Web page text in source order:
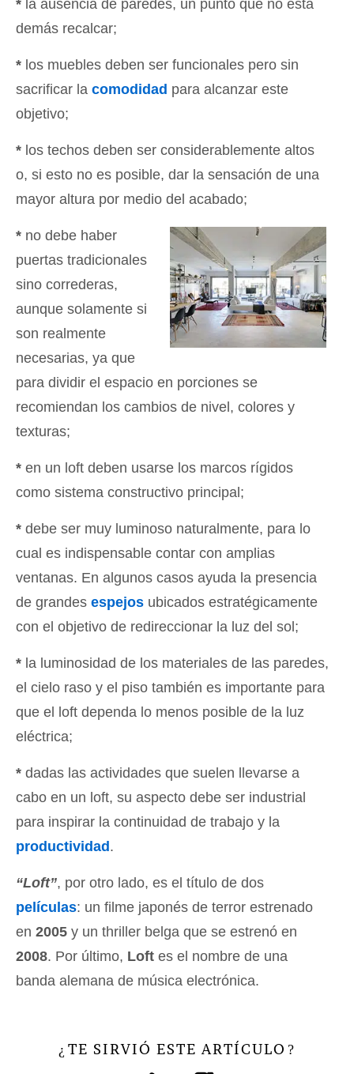
* la ausencia de paredes, un punto que no está
demás recalcar;
* los muebles deben ser funcionales pero sin
sacrificar la comodidad para alcanzar este
objetivo;
* los techos deben ser considerablemente altos
o, si esto no es posible, dar la sensación de una
mayor altura por medio del acabado;
* no debe haber
puertas tradicionales
sino correderas,
aunque solamente si
son realmente
necesarias, ya que
para dividir el espacio en porciones se
recomiendan los cambios de nivel, colores y
texturas;
* en un loft deben usarse los marcos rígidos
como sistema constructivo principal;
* debe ser muy luminoso naturalmente, para lo
cual es indispensable contar con amplias
ventanas. En algunos casos ayuda la presencia
de grandes espejos ubicados estratégicamente
con el objetivo de redireccionar la luz del sol;
* la luminosidad de los materiales de las paredes,
el cielo raso y el piso también es importante para
que el loft dependa lo menos posible de la luz
eléctrica;
* dadas las actividades que suelen llevarse a
cabo en un loft, su aspecto debe ser industrial
para inspirar la continuidad de trabajo y la
productividad .
“Loft”, por otro lado, es el título de dos
películas: un filme japonés de terror estrenado
en 2005 y un thriller belga que se estrenó en
2008. Por último, Loft es el nombre de una
banda alemana de música electrónica.
¿ TE SIRVIÓ ESTE ARTÍCULO ?